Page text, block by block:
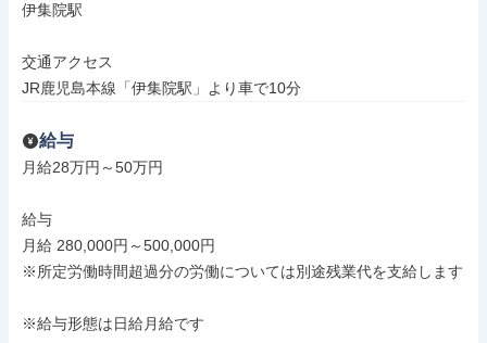
伊集院駅
交通アクセス
JR鹿児島本線「伊集院駅」より車で10分
給与
月給28万円～50万円
給与
月給 280,000円～500,000円
※所定労働時間超過分の労働については別途残業代を支給します
※給与形態は日給月給です